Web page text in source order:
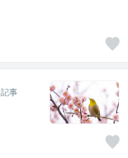
記事